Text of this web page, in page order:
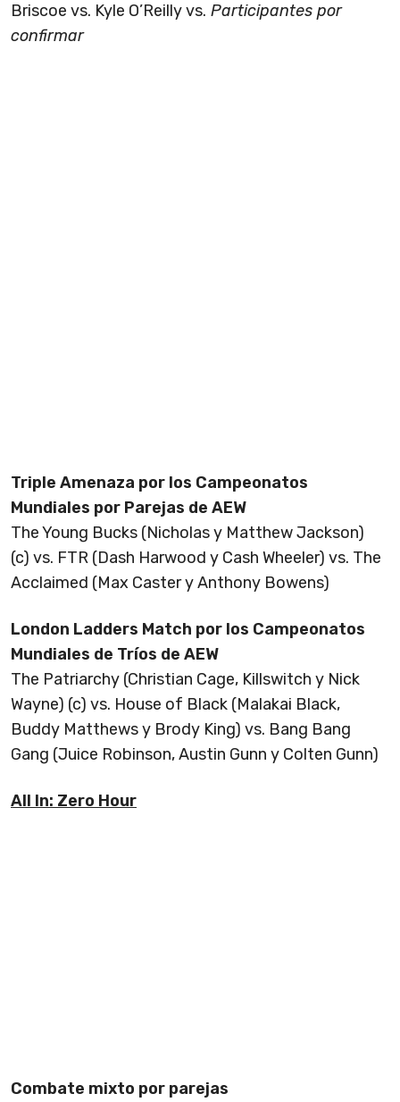
Briscoe vs. Kyle O’Reilly vs. Participantes por
confirmar
Triple Amenaza por los Campeonatos
Mundiales por Parejas de AEW
The Young Bucks (Nicholas y Matthew Jackson)
(c) vs. FTR (Dash Harwood y Cash Wheeler) vs. The
Acclaimed (Max Caster y Anthony Bowens)
London Ladders Match por los Campeonatos
Mundiales de Tríos de AEW
The Patriarchy (Christian Cage, Killswitch y Nick
Wayne) (c) vs. House of Black (Malakai Black,
Buddy Matthews y Brody King) vs. Bang Bang
Gang (Juice Robinson, Austin Gunn y Colten Gunn)
All In: Zero Hour
Combate mixto por parejas